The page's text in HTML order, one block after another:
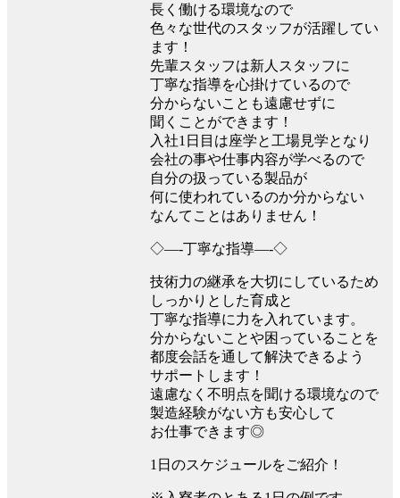
長く働ける環境なので
色々な世代のスタッフが活躍してい
ます！
先輩スタッフは新人スタッフに
丁寧な指導を心掛けているので
分からないことも遠慮せずに
聞くことができます！
入社1日目は座学と工場見学となり
会社の事や仕事内容が学べるので
自分の扱っている製品が
何に使われているのか分からない
なんてことはありません！
◇—-丁寧な指導—-◇
技術力の継承を大切にしているため
しっかりとした育成と
丁寧な指導に力を入れています。
分からないことや困っていることを
都度会話を通して解決できるよう
サポートします！
遠慮なく不明点を聞ける環境なので
製造経験がない方も安心して
お仕事できます◎
1日のスケジュールをご紹介！